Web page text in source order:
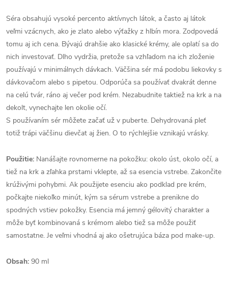
Séra obsahujú vysoké percento aktívnych látok, a často aj látok
veľmi vzácnych, ako je zlato alebo výťažky z hlbín mora. Zodpovedá
tomu aj ich cena. Bývajú drahšie ako klasické krémy, ale oplatí sa do
nich investovať. Dlho vydržia, pretože sa vzhľadom na ich zloženie
používajú v minimálnych dávkach. Väčšina sér má podobu liekovky s
dávkovačom alebo s pipetou. Odporúča sa používať dvakrát denne
na celú tvár, ráno aj večer pod krém. Nezabudnite taktiež na krk a na
dekolt, vynechajte len okolie očí.
S používaním sér môžete začať už v puberte. Dehydrovaná pleť
totiž trápi väčšinu dievčat aj žien. O to rýchlejšie vznikajú vrásky.
Použitie: Nanášajte rovnomerne na pokožku: okolo úst, okolo očí, a
tiež na krk a zľahka prstami vklepte, až sa esencia vstrebe. Zakončite
krúživými pohybmi. Ak použijete esenciu ako podklad pre krém,
počkajte niekoľko minút, kým sa sérum vstrebe a prenikne do
spodných vstiev pokožky. Esencia má jemný gélovitý charakter a
môže byť kombinovaná s krémom alebo tiež sa môže použiť
samostatne. Je veľmi vhodná aj ako ošetrujúca báza pod make-up.
Obsah: 90 ml